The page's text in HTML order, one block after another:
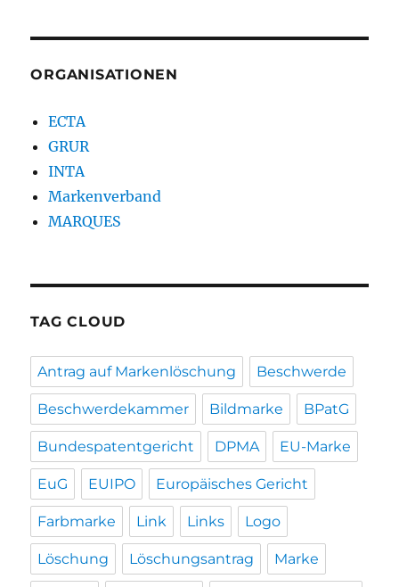
ORGANISATIONEN
ECTA
GRUR
INTA
Markenverband
MARQUES
TAG CLOUD
Antrag auf Markenlöschung Beschwerde
Beschwerdekammer Bildmarke BPatG
Bundespatentgericht DPMA EU-Marke
EuG EUIPO Europäisches Gericht
Farbmarke Link Links Logo
Löschung Löschungsantrag Marke